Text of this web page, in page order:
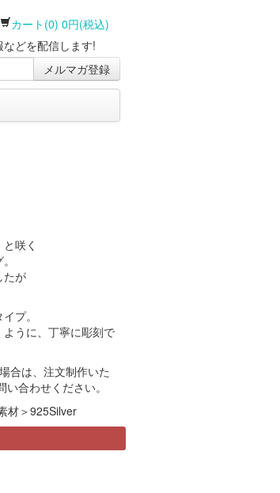
カート(0) 0円(税込)
どを配信します!
メルマガ登録
咲く
たが
プ。
うに、丁寧に彫刻で
合は、注文制作いた
合わせください。
材＞925Silver